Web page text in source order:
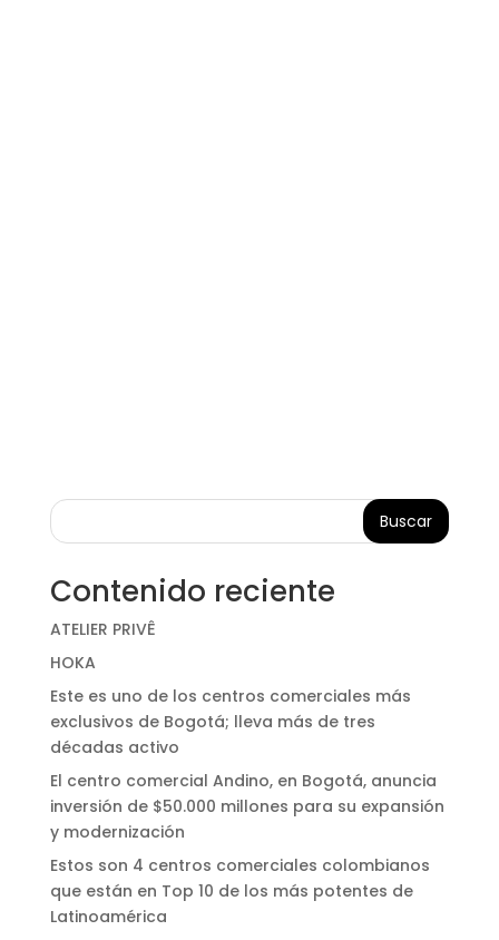
Buscar
Contenido reciente
ATELIER PRIVÊ
HOKA
Este es uno de los centros comerciales más
exclusivos de Bogotá; lleva más de tres
décadas activo
El centro comercial Andino, en Bogotá, anuncia
inversión de $50.000 millones para su expansión
y modernización
Estos son 4 centros comerciales colombianos
que están en Top 10 de los más potentes de
Latinoamérica